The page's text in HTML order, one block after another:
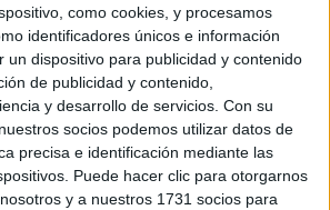
como cookies, y procesamos
identificadores únicos e información
un dispositivo para publicidad y contenido
de publicidad y contenido,
y desarrollo de servicios. Con su
socios podemos utilizar datos de
precisa e identificación mediante las
Puede hacer clic para otorgarnos
y a nuestros 1731 socios para
(o terminaste) bachillerato o FP?